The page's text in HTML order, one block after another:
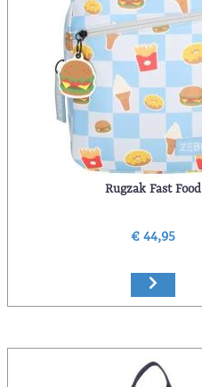
Rugzak Fast Food
€ 44,95